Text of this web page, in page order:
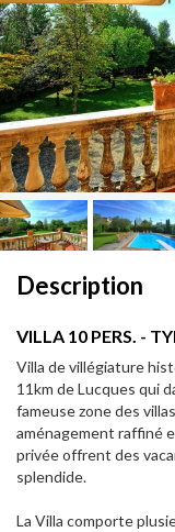
Description
VILLA 10 PERS. -
Villa de villégiature
11km de Lucques qui
fameuse zone des
aménagement raffiné
privée offrent des
splendide.
La Villa comporte